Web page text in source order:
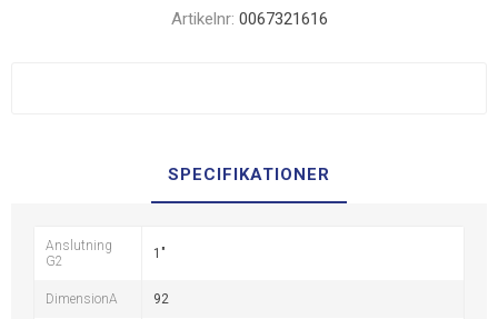
Artikelnr: 0067321616
SPECIFIKATIONER
Anslutning
G2
1"
DimensionA 92